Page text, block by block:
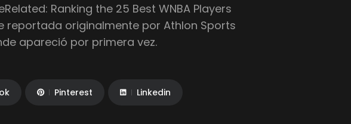
Ranking the 25 Best WNBA Players
reportada originalmente por Athlon Sports
apareció por primera vez.
Pinterest Linkedin